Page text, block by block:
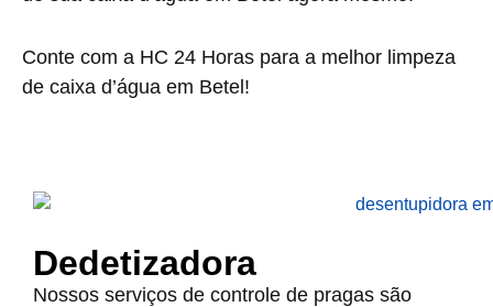
Conte com a HC 24 Horas para a melhor limpeza
de caixa d’água em Betel!
Dedetizadora
Nossos serviços de controle de pragas são